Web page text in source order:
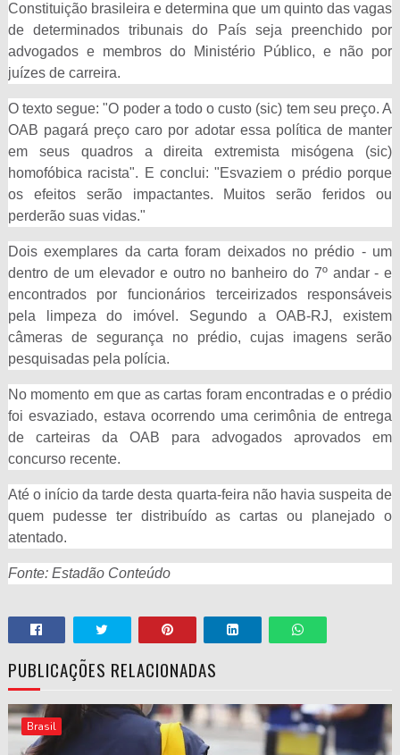
Constituição brasileira e determina que um quinto das vagas
de determinados tribunais do País seja preenchido por
advogados e membros do Ministério Público, e não por
juízes de carreira.
O texto segue: "O poder a todo o custo (sic) tem seu preço. A
OAB pagará preço caro por adotar essa política de manter
em seus quadros a direita extremista misógena (sic)
homofóbica racista". E conclui: "Esvaziem o prédio porque
os efeitos serão impactantes. Muitos serão feridos ou
perderão suas vidas."
Dois exemplares da carta foram deixados no prédio - um
dentro de um elevador e outro no banheiro do 7º andar - e
encontrados por funcionários terceirizados responsáveis
pela limpeza do imóvel. Segundo a OAB-RJ, existem
câmeras de segurança no prédio, cujas imagens serão
pesquisadas pela polícia.
No momento em que as cartas foram encontradas e o prédio
foi esvaziado, estava ocorrendo uma cerimônia de entrega
de carteiras da OAB para advogados aprovados em
concurso recente.
Até o início da tarde desta quarta-feira não havia suspeita de
quem pudesse ter distribuído as cartas ou planejado o
atentado.
Fonte: Estadão Conteúdo
PUBLICAÇÕES RELACIONADAS
Brasil